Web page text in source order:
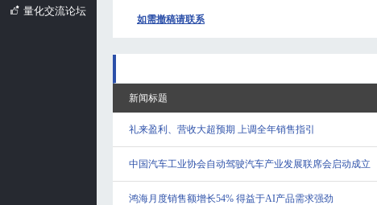
量化交流论坛
如需撤稿请联系
新闻标题
礼来盈利、营收大超预期 上调全年销售指引
中国汽车工业协会自动驾驶汽车产业发展联席会启动成立
鸿海月度销售额增长54% 得益于AI产品需求强劲